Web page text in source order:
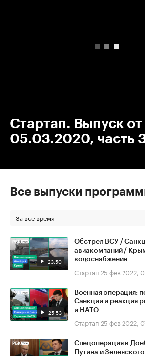
Стартап. Выпуск от
05.03.2020, часть
Все выпуски
За все время
23:50
Обстрел ВСУ /
авиакомпаний /
водоснабжение
Стартап 25 фев 2022,
25:53
Военная операция:
Санкции и реакция
и НАТО
Стартап 25 фев 2022,
Спецоперация в
Путина и